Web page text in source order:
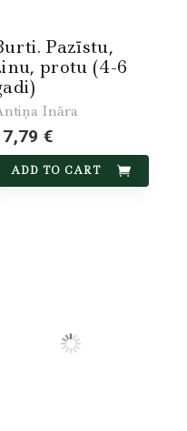
Pazīstu,
protu (4-6
Ināra
€
ADD TO CART